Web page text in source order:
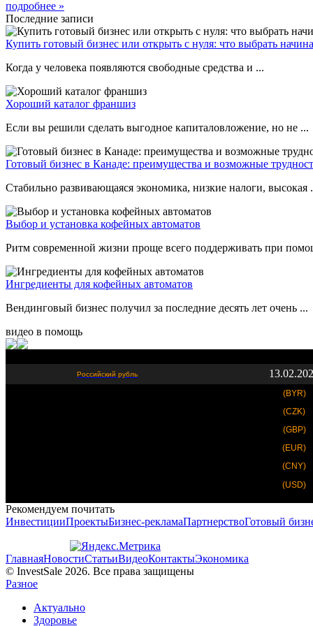
подробнее »
Последние записи
Купить готовый бизнес или открыть с нуля: что выбрать
Когда у человека появляются свободные средства и ...
Хороший каталог франшиз
Если вы решили сделать выгодное капиталовложение, но не ...
Готовый бизнес в Канаде: преимущества и возможные
Стабильно развивающаяся экономика, низкие налоги, высокая
Выбор и установка кофейных автоматов
Ритм современной жизни проще всего поддерживать при
Ингредиенты для кофейных автоматов
Вендинговый бизнес получил за последние десять лет очень ...
видео в помощь
Российский рубль
(BYR)
(CZK)
(GBP)
(EUR)
(CNY)
(USD)
Рекомендуем почитать
ИнвестицииПроектыБизнес-рекламаПартнерствоГотовый
ГлавнаяНовостиСтатьиВидеоКонтактыЭкономика
© InvestSale 2026. Все права защищены
Разное
Актуально
Здоровье